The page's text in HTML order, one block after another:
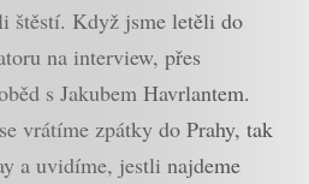
štěstí. Když jsme letěli do
na interview, přes
s Jakubem Havrlantem.
vrátíme zpátky do Prahy, tak
a uvidíme, jestli najdeme